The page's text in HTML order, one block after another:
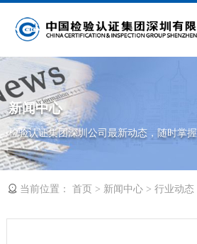
新闻中心
检验认证集团深圳公司最新动态，随时掌握
当前位置： 首页 > 新闻中心 > 行业动态